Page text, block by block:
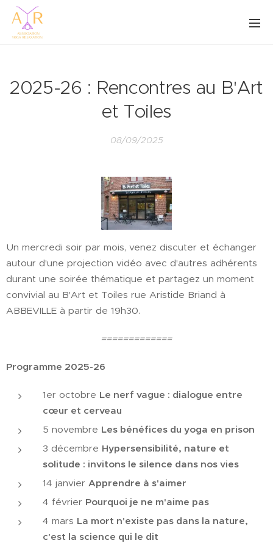
2025-26 : Rencontres au B'Art
et Toiles
08/09/2025
Un mercredi soir par mois, venez discuter et échanger
autour d'une projection vidéo avec d'autres adhérents
durant une soirée thématique et partagez un moment
convivial au B'Art et Toiles rue Aristide Briand à
ABBEVILLE à partir de 19h30.
=============
Programme 2025-26
1er octobre Le nerf vague : dialogue entre
cœur et cerveau
5 novembre Les bénéfices du yoga en prison
3 décembre Hypersensibilité, nature et
solitude : invitons le silence dans nos vies
14 janvier Apprendre à s'aimer
4 février Pourquoi je ne m'aime pas
4 mars La mort n'existe pas dans la nature,
c'est la science qui le dit